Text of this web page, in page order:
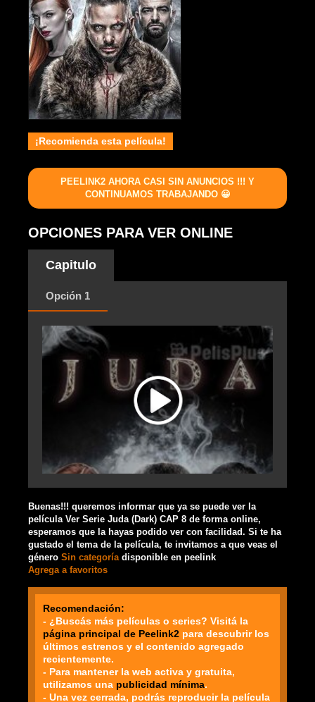
¡Recomienda esta película!
PEELINK2 AHORA CASI SIN ANUNCIOS !!! Y
CONTINUAMOS TRABAJANDO 😀
OPCIONES PARA VER ONLINE
Capitulo
Opción 1
Buenas!!! queremos informar que ya se puede ver la
película Ver Serie Juda (Dark) CAP 8 de forma online,
esperamos que la hayas podido ver con facilidad. Si te ha
gustado el tema de la película, te invitamos a que veas el
género Sin categoría disponible en peelink
Agrega a favoritos
Recomendación:
- ¿Buscás más películas o series? Visitá la
página principal de Peelink2 para descubrir los
últimos estrenos y el contenido agregado
recientemente.
- Para mantener la web activa y gratuita,
utilizamos una publicidad mínima.
- Una vez cerrada, podrás reproducir la película